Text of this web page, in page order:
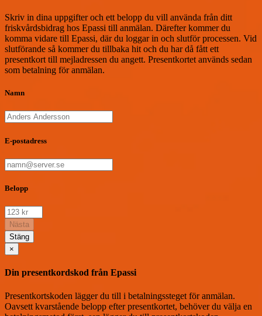
Skriv in dina uppgifter och ett belopp du vill använda från ditt
friskvårdsbidrag hos Epassi till anmälan. Därefter kommer du
komma vidare till Epassi, där du loggar in och slutför processen. Vid
slutförande så kommer du tillbaka hit och du har då fått ett
presentkort till mejladressen du angett. Presentkortet används sedan
som betalning för anmälan.
Namn
E-postadress
Belopp
Nästa
Stäng
×
Din presentkordskod från Epassi
Presentkortskoden lägger du till i betalningssteget för anmälan.
Oavsett kvarstående belopp efter presentkortet, behöver du välja en